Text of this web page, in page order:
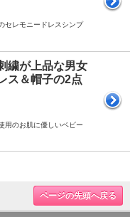
セレモニードレスシンプ
繍が上品な男女
ス＆帽子の2点
用のお肌に優しいベビー
ページの先頭へ戻る